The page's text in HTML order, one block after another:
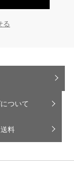
る
ついて
料